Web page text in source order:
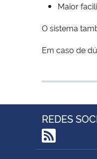
Maior
O sistema
Em caso de
REDES
RSS